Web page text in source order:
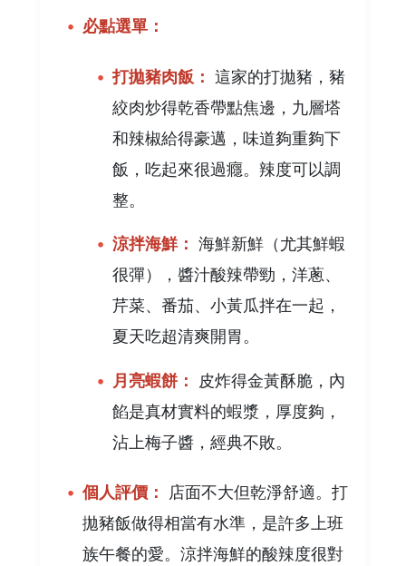
必點選單：
打拋豬肉飯： 這家的打拋豬，豬
絞肉炒得乾香帶點焦邊，九層塔
和辣椒給得豪邁，味道夠重夠下
飯，吃起來很過癮。辣度可以調
整。
涼拌海鮮： 海鮮新鮮（尤其鮮蝦
很彈），醬汁酸辣帶勁，洋蔥、
芹菜、番茄、小黃瓜拌在一起，
夏天吃超清爽開胃。
月亮蝦餅：
皮炸得金黃酥脆，內
餡是真材實料的蝦漿，厚度夠，
沾上梅子醬，經典不敗。
個人評價：
店面不大但乾淨舒適。打
拋豬飯做得相當有水準，是許多上班
族午餐的愛。涼拌海鮮的酸辣度很對